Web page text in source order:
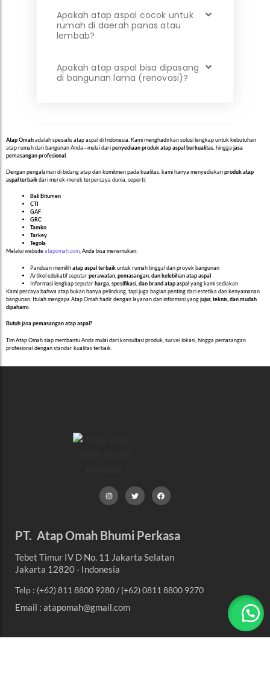
Apakah atap aspal cocok untuk
rumah di daerah panas atau
lembab?
Apakah atap aspal bisa dipasang
di bangunan lama (renovasi)?
Atap Omahadalah spesialis atap aspal di Indonesia. Kami menghadirkan solusi lengkap untuk kebutuhan
atap rumah dan bangunan Anda—mulai daripenyediaan produk atap aspal berkualitas , hingga jasa
pemasangan profesional
Dengan pengalaman di bidang atap dan komitmen pada kualitas, kami hanya menyediakanproduk atap
aspal terbaikdari merek-merek terpercaya dunia, seperti:
Bali Bitumen
CTI
GAF
GRC
Tamko
Tarkey
Tegola
Melalui websiteatapomah.com, Anda bisa menemukan:
Panduan memilihatap aspal terbaikuntuk rumah tinggal dan proyek bangunan
Artikel edukatif seputarperawatan, pemasangan, dan kelebihan atap aspal
Informasi lengkap seputarharga, spesifikasi, dan brand atap aspalyang kami sediakan
Kami percaya bahwa atap bukan hanya pelindung, tapi juga bagian penting dari estetika dan kenyamanan
bangunan. Itulah mengapa Atap Omah hadir dengan layanan dan informasi yangjujur, teknis, dan mudah
dipahami
Butuh jasa pemasangan atap aspal?
Tim Atap Omah siap membantu Anda mulai dari konsultasi produk, survei lokasi, hingga pemasangan
profesional dengan standar kualitas terbaik.
PT. Atap Omah Bhumi Perkasa
Tebet Timur IV D No. 11 Jakarta Selatan
Jakarta 12820 - Indonesia
Telp : (+62) 811 8800 9280 / (+62) 0811 8800 9270
Email : atapomah@gmail.com